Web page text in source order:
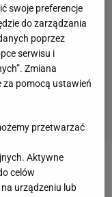
lepszy
swoje preferencje
do zarządzania
poprzez
serwisu i
Zmiana
za pomocą ustawień
przetwarzać
Aktywne
celów
urządzeniu lub